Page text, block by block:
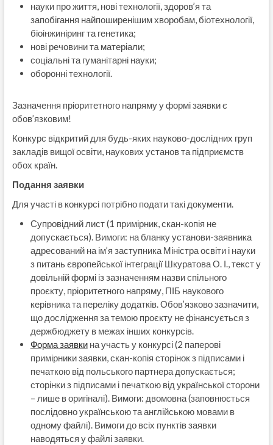
науки про життя, нові технології, здоров’я та
запобігання найпоширенішим хворобам, біотехнології,
біоінжиніринг та генетика;
нові речовини та матеріали;
соціальні та гуманітарні науки;
оборонні технології.
Зазначення пріоритетного напряму у формі заявки є
обов’язковим!
Конкурс відкритий для будь-яких науково-дослідних груп
закладів вищої освіти, наукових установ та підприємств
обох країн.
Подання заявки
Для участі в конкурсі потрібно подати такі документи.
Супровідний лист (1 примірник, скан-копія не
допускається). Вимоги: на бланку установи-заявника
адресований на ім’я заступника Міністра освіти і науки
з питань європейської інтеграції Шкуратова О. І., текст у
довільній формі із зазначенням назви спільного
проєкту, пріоритетного напряму, ПІБ наукового
керівника та переліку додатків. Обов’язково зазначити,
що дослідження за темою проєкту не фінансується з
держбюджету в межах інших конкурсів.
Форма заявкина участь у конкурсі (2 паперові
примірники заявки, скан-копія сторінок з підписами і
печаткою від польського партнера допускається;
сторінки з підписами і печаткою від української сторони
– лише в оригіналі). Вимоги: двомовна (заповнюється
послідовно українською та англійською мовами в
одному файлі). Вимоги до всіх пунктів заявки
наводяться у файлі заявки.